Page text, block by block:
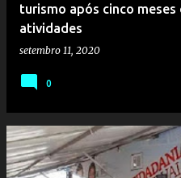
turismo após cinco meses
atividades
setembro 11, 2020
0